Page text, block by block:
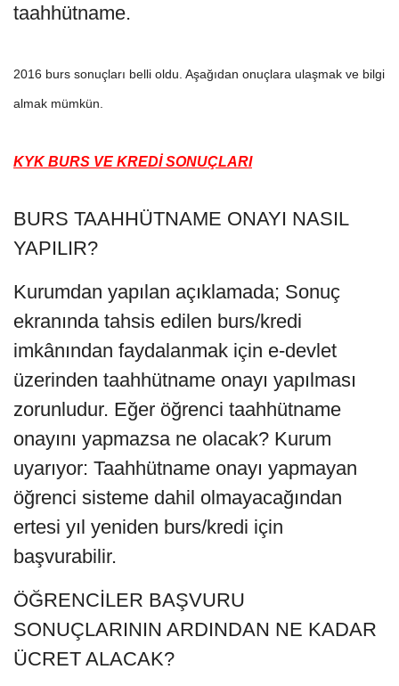
taahhütname.
2016 burs sonuçları belli oldu. Aşağıdan onuçlara ulaşmak ve bilgi
almak mümkün.
KYK BURS VE KREDİ SONUÇLARI
BURS TAAHHÜTNAME ONAYI NASIL
YAPILIR?
Kurumdan yapılan açıklamada; Sonuç
ekranında tahsis edilen burs/kredi
imkânından faydalanmak için e-devlet
üzerinden taahhütname onayı yapılması
zorunludur. Eğer öğrenci taahhütname
onayını yapmazsa ne olacak? Kurum
uyarıyor: Taahhütname onayı yapmayan
öğrenci sisteme dahil olmayacağından
ertesi yıl yeniden burs/kredi için
başvurabilir.
ÖĞRENCİLER BAŞVURU
SONUÇLARININ ARDINDAN NE KADAR
ÜCRET ALACAK?